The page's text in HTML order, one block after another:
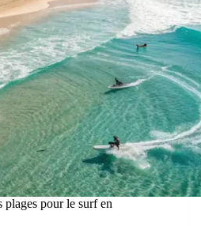
plages pour le surf en